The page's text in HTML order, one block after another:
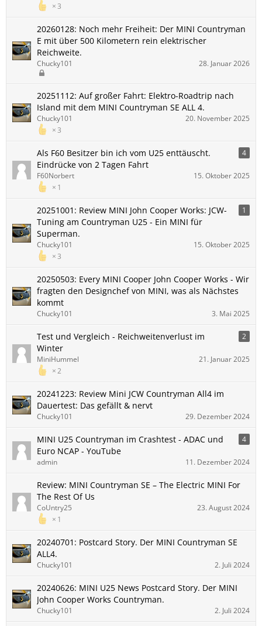
3
20260128: Noch mehr Freiheit: Der MINI Countryman
E mit über 500 Kilometern rein elektrischer
Reichweite.
Chucky101 28. Januar 2026
20251112: Auf großer Fahrt: Elektro-Roadtrip nach
Island mit dem MINI Countryman SE ALL 4.
3
Chucky101 20. November 2025
Als F60 Besitzer bin ich vom U25 enttäuscht.
Eindrücke von 2 Tagen Fahrt
4
1
F60Norbert 15. Oktober 2025
20251001: Review MINI John Cooper Works: JCW-
Tuning am Countryman U25 - Ein MINI für
Superman.
1
3
Chucky101 15. Oktober 2025
20250503: Every MINI Cooper John Cooper Works - Wir
fragten den Designchef von MINI, was als Nächstes
kommt
Chucky101 3. Mai 2025
Test und Vergleich - Reichweitenverlust im
Winter
2
2
MiniHummel 21. Januar 2025
20241223: Review Mini JCW Countryman All4 im
Dauertest: Das gefällt & nervt
Chucky101 29. Dezember 2024
MINI U25 Countryman im Crashtest - ADAC und
Euro NCAP - YouTube
4
admin 11. Dezember 2024
Review: MINI Countryman SE – The Electric MINI For
The Rest Of Us
1
CoUntry25 23. August 2024
20240701: Postcard Story. Der MINI Countryman SE
ALL4.
Chucky101 2. Juli 2024
20240626: MINI U25 News Postcard Story. Der MINI
John Cooper Works Countryman.
Chucky101 2. Juli 2024